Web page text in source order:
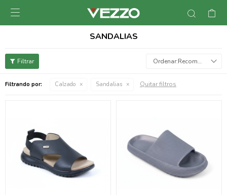

SANDALIAS
Recomendados
Filtrando por: Calzado Sandalias Quitar filtros